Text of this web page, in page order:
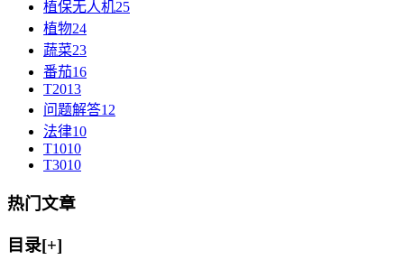
植保无人机25
植物24
蔬菜23
番茄16
T2013
问题解答12
法律10
T1010
T3010
热门文章
目录[+]